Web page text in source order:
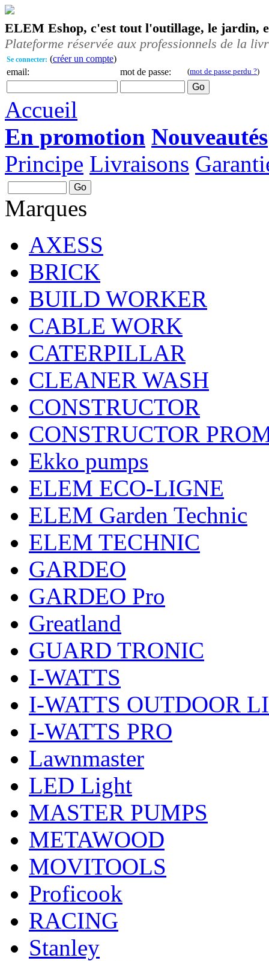
ELEM Eshop, c'est tout l'outillage, le jardin,
Plateforme réservée aux professionnels de la
Se connecter: (créer un compte)
email:
mot de passe: (mot de passe perdu ?)
Accueil
En promotion Nouveautés
Principe Livraisons
Marques
AXESS
BRICK
BUILD WORKER
CABLE WORK
CATERPILLAR
CLEANER WASH
CONSTRUCTOR
CONSTRUCTOR
Ekko pumps
ELEM ECO-LIGNE
ELEM Garden Technic
ELEM TECHNIC
GARDEO
GARDEO Pro
Greatland
GUARD TRONIC
I-WATTS
I-WATTS OUTDOOR
I-WATTS PRO
Lawnmaster
LED Light
MASTER PUMPS
METAWOOD
MOVITOOLS
Proficook
RACING
Stanley